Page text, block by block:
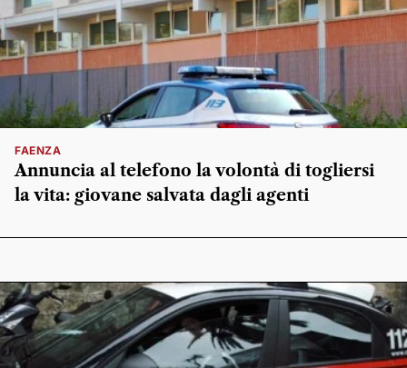
FAENZA
Annuncia al telefono la volontà di togliersi
la vita: giovane salvata dagli agenti